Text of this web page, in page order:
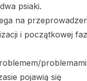
psiaki.
na
i początkowej
pojawią się